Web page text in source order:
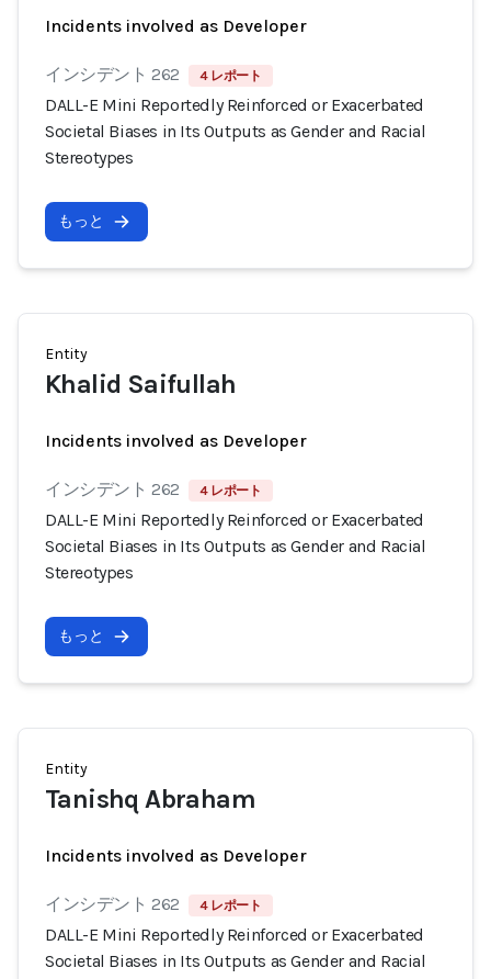
Incidents involved as Developer
インシデント 262 4 レポート
DALL-E Mini Reportedly Reinforced or Exacerbated
Societal Biases in Its Outputs as Gender and Racial
Stereotypes
もっと
Entity
Khalid Saifullah
Incidents involved as Developer
インシデント 262 4 レポート
DALL-E Mini Reportedly Reinforced or Exacerbated
Societal Biases in Its Outputs as Gender and Racial
Stereotypes
もっと
Entity
Tanishq Abraham
Incidents involved as Developer
インシデント 262 4 レポート
DALL-E Mini Reportedly Reinforced or Exacerbated
Societal Biases in Its Outputs as Gender and Racial